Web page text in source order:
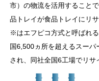
市）の物流を活用すること
品トレイが食品トレイにリ
※はエフピコ方式と呼ばれ
国6,500ヵ所を超えるスー
され、同社全国6工場でリサ